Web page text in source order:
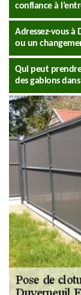
confiance à
Adressez-vous à
ou un
Qui peut
des gabions